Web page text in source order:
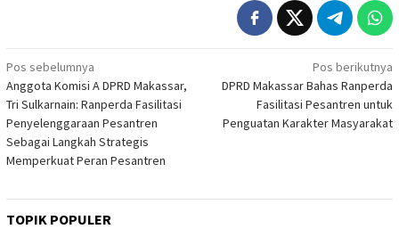
Navigasi
pos
Pos sebelumnya
Anggota Komisi A DPRD Makassar,
Tri Sulkarnain: Ranperda Fasilitasi
Penyelenggaraan Pesantren
Sebagai Langkah Strategis
Memperkuat Peran Pesantren
Pos berikutnya
DPRD Makassar Bahas Ranperda
Fasilitasi Pesantren untuk
Penguatan Karakter Masyarakat
TOPIK POPULER